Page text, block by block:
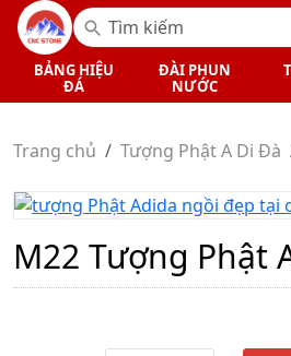
BẢNG HIỆU
ĐÁ
ĐÀI PHUN
NƯỚC
Trang chủ Tượng Phật A Di Đà
M22 Tượng Phật